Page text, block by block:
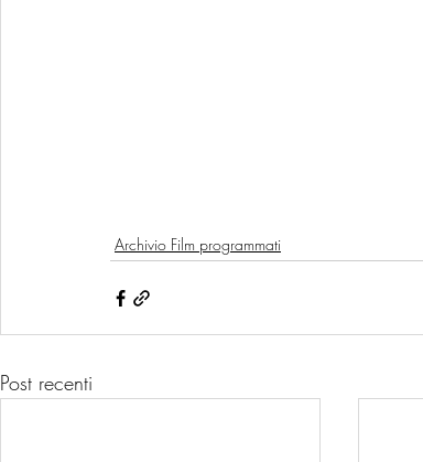
Archivio Film programmati
Post recenti